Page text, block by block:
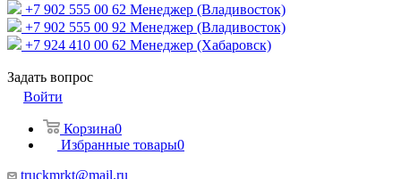
+7 902 555 00 62 Менеджер (Владивосток)
+7 902 555 00 92 Менеджер (Владивосток)
+7 924 410 00 62 Менеджер (Хабаровск)
Задать вопрос
Войти
Корзина0
Избранные товары0
truckmrkt@mail.ru